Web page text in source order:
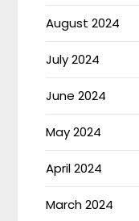
August 2024
July 2024
June 2024
May 2024
April 2024
March 2024